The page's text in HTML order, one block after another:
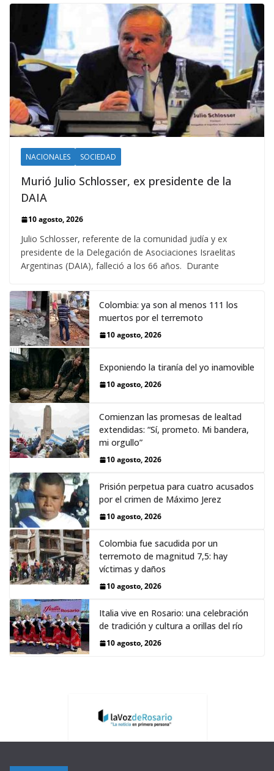
NACIONALES SOCIEDAD
Murió Julio Schlosser, ex presidente de la
DAIA
10 agosto, 2026
Julio Schlosser, referente de la comunidad judía y ex
presidente de la Delegación de Asociaciones Israelitas
Argentinas (DAIA), falleció a los 66 años. Durante
Colombia: ya son al menos 111 los
muertos por el terremoto
10 agosto, 2026
Exponiendo la tiranía del yo inamovible
10 agosto, 2026
Comienzan las promesas de lealtad
extendidas: “Sí, prometo. Mi bandera,
mi orgullo”
10 agosto, 2026
Prisión perpetua para cuatro acusados
por el crimen de Máximo Jerez
10 agosto, 2026
Colombia fue sacudida por un
terremoto de magnitud 7,5: hay
víctimas y daños
10 agosto, 2026
Italia vive en Rosario: una celebración
de tradición y cultura a orillas del río
10 agosto, 2026